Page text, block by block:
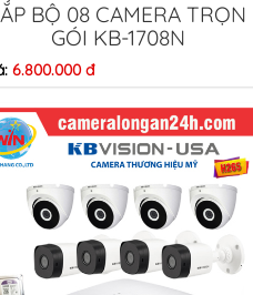
BỘ 08 CAMERA TRỌN
GÓI KB-1708N
6.800.000 đ